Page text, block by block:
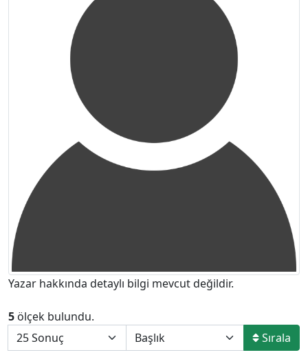
Yazar hakkında detaylı bilgi mevcut değildir.
5 ölçek bulundu.
Sırala